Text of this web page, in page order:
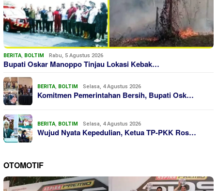
BERITA, BOLTIM Rabu, 5 Agustus 2026
Bupati Oskar Manoppo Tinjau Lokasi Kebak…
BERITA, BOLTIM Selasa, 4 Agustus 2026
Komitmen Pemerintahan Bersih, Bupati Osk…
BERITA, BOLTIM Selasa, 4 Agustus 2026
Wujud Nyata Kepedulian, Ketua TP-PKK Ros…
OTOMOTIF